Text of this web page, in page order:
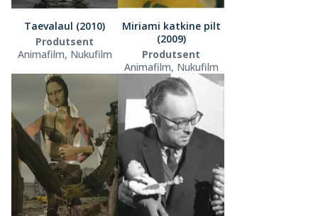
Taevalaul (2010)
Produtsent
Animafilm, Nukufilm
Miriami katkine pilt
(2009)
Produtsent
Animafilm, Nukufilm